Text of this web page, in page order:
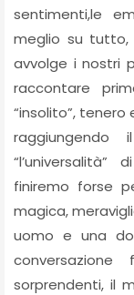
sentimenti,le
meglio su tutto,
avvolge i nostri
raccontare
“insolito”,
finiremo forse
magica,
uomo e una
sorprendenti, il